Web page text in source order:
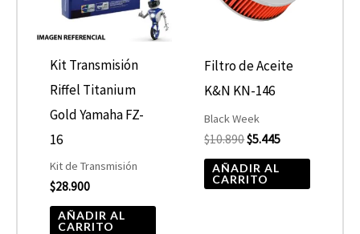
Kit Transmisión
Riffel Titanium
Gold Yamaha FZ-
16
Kit de Transmisión
$28.900
AÑADIR AL
CARRITO
Filtro de Aceite
K&N KN-146
Black Week
$10.890$5.445
AÑADIR AL
CARRITO